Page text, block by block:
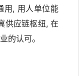
用, 用人单位能
供应链枢纽, 在
的认可。